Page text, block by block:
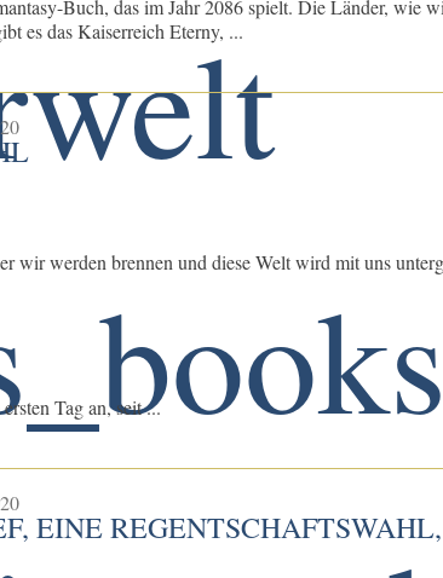
Buch, das im Jahr 2086 spielt. Die Länder, wie
es das Kaiserreich Eterny, ...
wir werden brennen und diese Welt wird mit uns
Tag an, seit ...
EINE